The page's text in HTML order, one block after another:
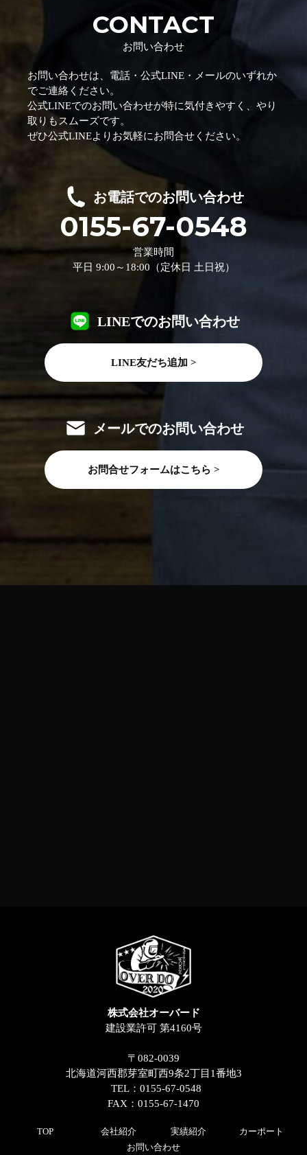
CONTACT
お問い合わせ
お問い合わせは、電話・公式LINE・メールのいずれか
でご連絡ください。
公式LINEでのお問い合わせが特に気付きやすく、やり
取りもスムーズです。
ぜひ公式LINEよりお気軽にお問合せください。
お電話でのお問い合わせ
0155-67-0548
営業時間
平日 9:00～18:00（定休日 土日祝）
LINEでのお問い合わせ
LINE友だち追加 >
メールでのお問い合わせ
お問合せフォームはこちら >
株式会社オーバード
建設業許可 第4160号
〒082-0039
北海道河西郡芽室町西9条2丁目1番地3
TEL：0155-67-0548
FAX：0155-67-1470
TOP 会社紹介 実績紹介
カーポート
お問い合わせ